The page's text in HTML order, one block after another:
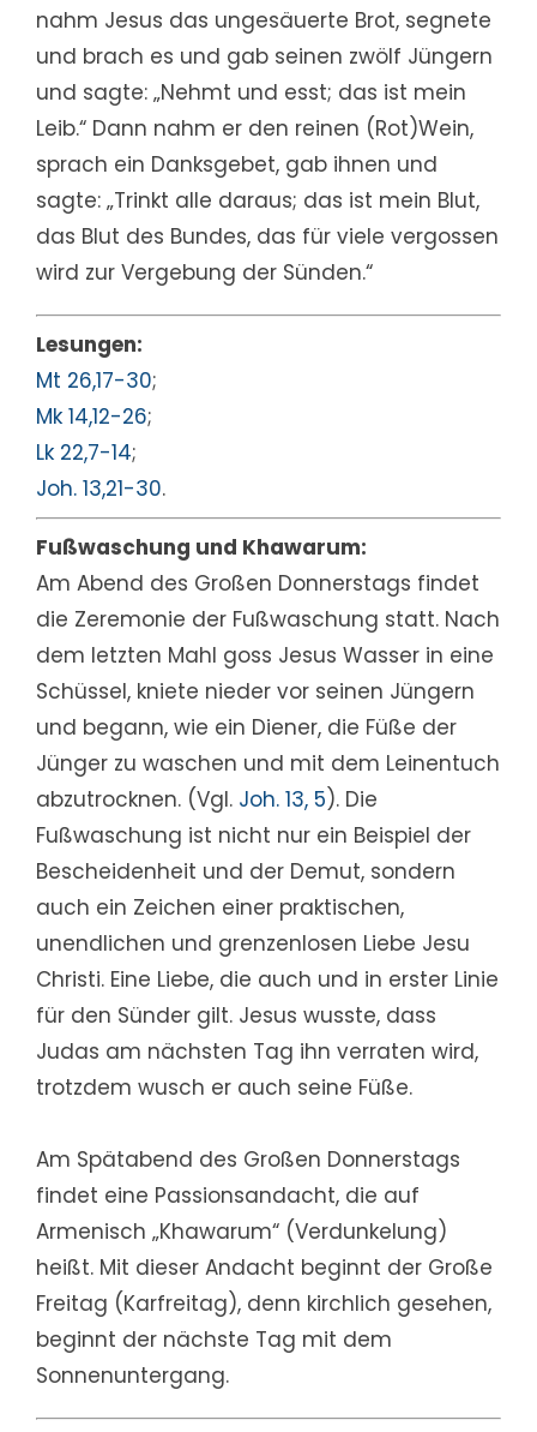
nahm Jesus das ungesäuerte Brot, segnete
und brach es und gab seinen zwölf Jüngern
und sagte: „Nehmt und esst; das ist mein
Leib.“ Dann nahm er den reinen (Rot)Wein,
sprach ein Danksgebet, gab ihnen und
sagte: „Trinkt alle daraus; das ist mein Blut,
das Blut des Bundes, das für viele vergossen
wird zur Vergebung der Sünden.“
Lesungen:
Mt 26,17-30;
Mk 14,12-26;
Lk 22,7-14;
Joh. 13,21-30.
Fußwaschung und Khawarum:
Am Abend des Großen Donnerstags findet
die Zeremonie der Fußwaschung statt. Nach
dem letzten Mahl goss Jesus Wasser in eine
Schüssel, kniete nieder vor seinen Jüngern
und begann, wie ein Diener, die Füße der
Jünger zu waschen und mit dem Leinentuch
abzutrocknen. (Vgl. Joh. 13, 5). Die
Fußwaschung ist nicht nur ein Beispiel der
Bescheidenheit und der Demut, sondern
auch ein Zeichen einer praktischen,
unendlichen und grenzenlosen Liebe Jesu
Christi. Eine Liebe, die auch und in erster Linie
für den Sünder gilt. Jesus wusste, dass
Judas am nächsten Tag ihn verraten wird,
trotzdem wusch er auch seine Füße.
Am Spätabend des Großen Donnerstags
findet eine Passionsandacht, die auf
Armenisch „Khawarum“ (Verdunkelung)
heißt. Mit dieser Andacht beginnt der Große
Freitag (Karfreitag), denn kirchlich gesehen,
beginnt der nächste Tag mit dem
Sonnenuntergang.